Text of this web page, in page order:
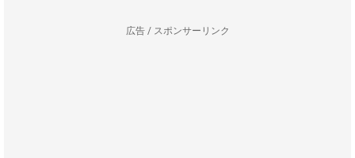
広告 / スポンサーリンク